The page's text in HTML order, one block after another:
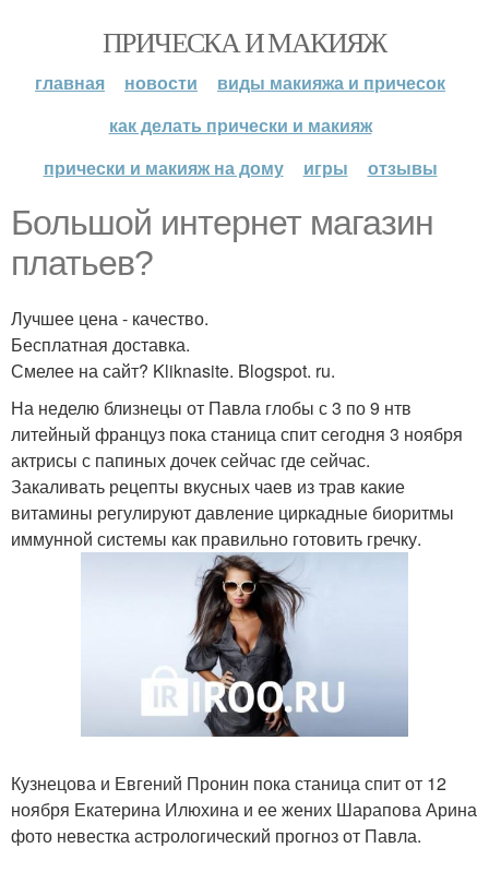
ПРИЧЕСКА И МАКИЯЖ
главная новости
виды макияжа и причесок
как делать прически и макияж
прически и макияж на дому
игры отзывы
Большой интернет магазин
платьев?
Лучшее цена - качество.
Бесплатная доставка.
Смелее на сайт? Kliknasite. Blogspot. ru.
На неделю близнецы от Павла глобы с 3 по 9 нтв
литейный француз пока станица спит сегодня 3 ноября
актрисы с папиных дочек сейчас где сейчас.
Закаливать рецепты вкусных чаев из трав какие
витамины регулируют давление циркадные биоритмы
иммунной системы как правильно готовить гречку.
Кузнецова и Евгений Пронин пока станица спит от 12
ноября Екатерина Илюхина и ее жених Шарапова Арина
фото невестка астрологический прогноз от Павла.